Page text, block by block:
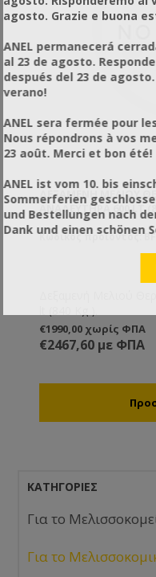
ΔΕΞΑΜΕΝΉ ΜΕΛΙΟΎ
ΑΝΑΔΕΥΤΉΡΑ 600 LT
Κωδικός προϊόντος:
€1990,00 χωρίς ΦΠΑ
€2467,60 με ΦΠΑ
ΚΑΤΗΓΟΡΊΕΣ
Για το
Για το
agosto. Grazie e buona
ANEL permanecerá
al 23 de agosto.
después del 23 de
verano!
ANEL sera fermée pour
Nous répondrons à vos
23 août. Merci et bon été!
ANEL ist vom 10. bis
Sommerferien
und Bestellungen nach
Dank und einen schönen